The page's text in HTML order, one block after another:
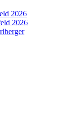
2026
2026